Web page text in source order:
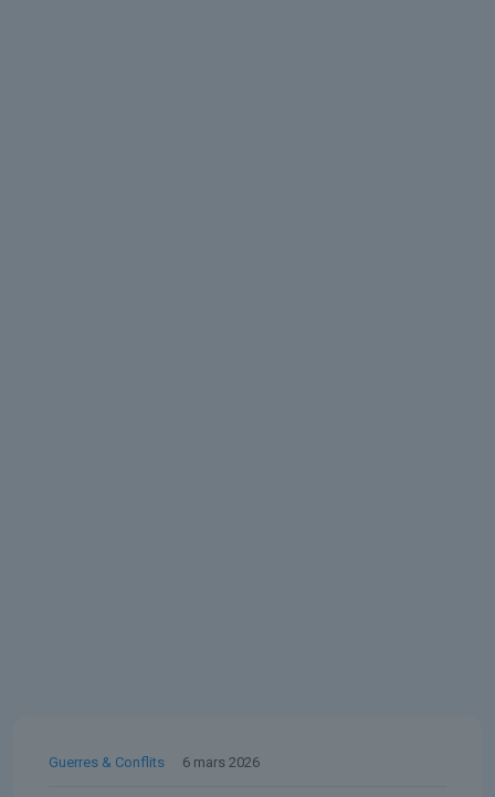
Guerres & Conflits 6 mars 2026